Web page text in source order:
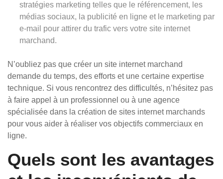
stratégies marketing telles que le référencement, les
médias sociaux, la publicité en ligne et le marketing par
e-mail pour attirer du trafic vers votre site internet
marchand.
N’oubliez pas que créer un site internet marchand
demande du temps, des efforts et une certaine expertise
technique. Si vous rencontrez des difficultés, n’hésitez pas
à faire appel à un professionnel ou à une agence
spécialisée dans la création de sites internet marchands
pour vous aider à réaliser vos objectifs commerciaux en
ligne.
Quels sont les avantages